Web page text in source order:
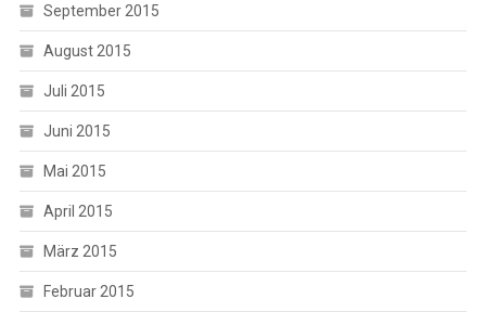
September 2015
August 2015
Juli 2015
Juni 2015
Mai 2015
April 2015
März 2015
Februar 2015